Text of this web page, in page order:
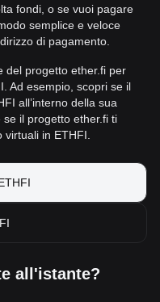
fondi, o se vuoi pagare
semplice e veloce
di pagamento.
del progetto ether.fi per
Ad esempio, scopri se il
all’interno della sua
se il progetto ether.fi ti
in ETHFI.
all'istante?